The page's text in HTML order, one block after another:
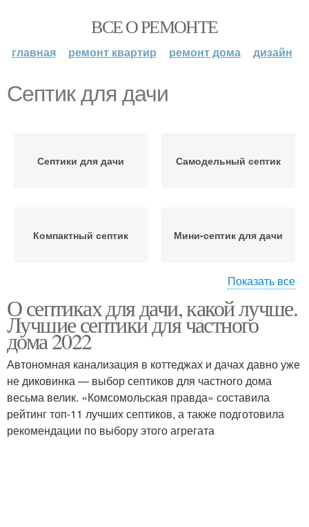
ВСЕ О РЕМОНТЕ
главная ремонт квартир ремонт дома дизайн
Септик для дачи
Септики для дачи Самодельный септик
Компактный септик Мини-септик для дачи
Септики с откачкой Дешевые септики
Дешевый септик Пластиковый септик
Показать все
О септиках для дачи, какой лучше.
Лучшие септики для частного
дома 2022
Автономная канализация в коттеджах и дачах давно уже
не диковинка — выбор септиков для частного дома
весьма велик. «Комсомольская правда» составила
рейтинг топ-11 лучших септиков, а также подготовила
рекомендации по выбору этого агрегата